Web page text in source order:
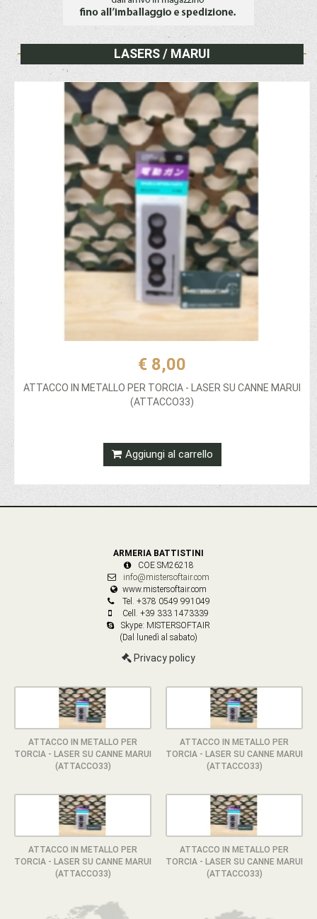
LASERS / MARUI
€ 8,00
ATTACCO IN METALLO PER TORCIA - LASER SU CANNE MARUI
(ATTACCO33)
Aggiungi al carrello
ARMERIA BATTISTINI
COE SM26218
info@mistersoftair.com
www.mistersoftair.com
Tel. +378 0549 991049
Cell. +39 333 1473339
Skype: MISTERSOFTAIR
(Dal lunedì al sabato)
Privacy policy
ATTACCO IN METALLO PER
TORCIA - LASER SU CANNE MARUI
(ATTACCO33)
ATTACCO IN METALLO PER
TORCIA - LASER SU CANNE MARUI
(ATTACCO33)
ATTACCO IN METALLO PER
TORCIA - LASER SU CANNE MARUI
(ATTACCO33)
ATTACCO IN METALLO PER
TORCIA - LASER SU CANNE MARUI
(ATTACCO33)